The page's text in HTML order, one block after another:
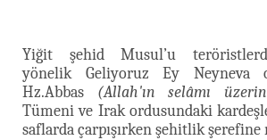
Yiğit şehid Musul’u
yönelik Geliyoruz Ey Neyneva
Hz.Abbas (Allah'ın selâmı
Tümeni ve Irak ordusundaki
saflarda çarpışırken şehitlik